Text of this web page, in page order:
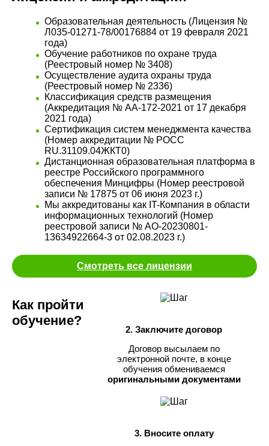
Образовательная деятельность (Лицензия №
Л035-01271-78/00176884 от 19 февраля 2021
года)
Обучение работников по охране труда
(Реестровый номер № 3408)
Осуществление аудита охраны труда
(Реестровый номер № 2336)
Классификация средств размещения
(Аккредитация № АА-172-2021 от 17 декабря
2021 года)
Сертификация систем менеджмента качества
(Номер аккредитации № РОСС
RU.31109.04ЖКТ0)
Дистанционная образовательная платформа в
реестре Российского программного
обеспечения Минцифры (Номер реестровой
записи № 17875 от 06 июня 2023 г.)
Мы аккредитованы как IT-Компания в области
информационных технологий (Номер
реестровой записи № АО-20230801-
13634922664-3 от 02.08.2023 г.)
Смотреть все лицензии
Как пройти
обучение?
2. Заключите договор
Договор высылаем по
электронной почте, в конце
обучения обмениваемся
оригинальными документами
3. Вносите оплату